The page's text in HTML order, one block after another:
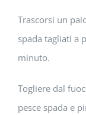
Trascorsi un
spada tagliati a
minuto.
Togliere dal
pesce spada e